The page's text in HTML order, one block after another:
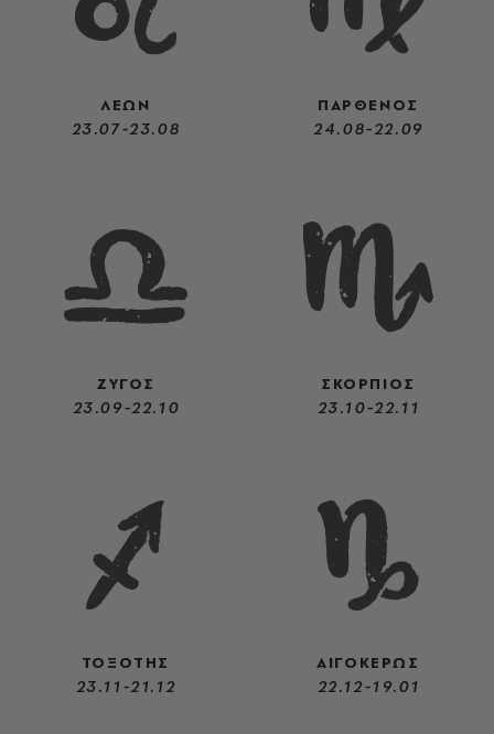
ΛΕΩΝ
23.07-23.08
ΠΑΡΘΕΝΟΣ
24.08-22.09
ΖΥΓΟΣ
23.09-22.10
ΣΚΟΡΠΙΟΣ
23.10-22.11
ΤΟΞΟΤΗΣ
23.11-21.12
ΑΙΓΟΚΕΡΩΣ
22.12-19.01